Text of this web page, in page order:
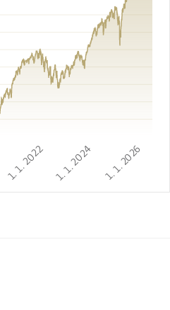
1. 1. 2022 1. 1. 2024 1. 1. 2026